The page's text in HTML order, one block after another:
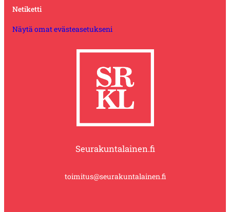
Netiketti
Näytä omat evästeasetukseni
Seurakuntalainen.fi
toimitus@seurakuntalainen.fi